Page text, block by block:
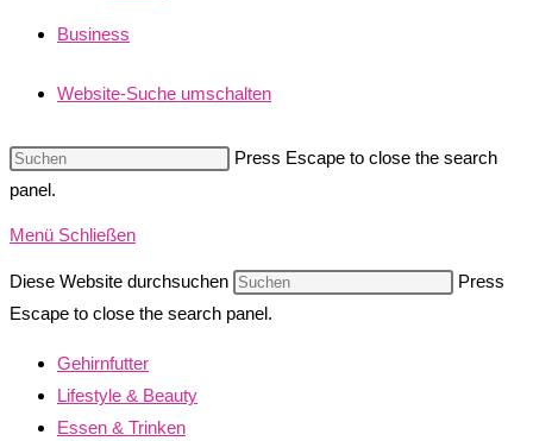
Business
Website-Suche umschalten
Press Escape to close the search
panel.
Menü Schließen
Diese Website durchsuchen
Press
Escape to close the search panel.
Gehirnfutter
Lifestyle & Beauty
Essen & Trinken